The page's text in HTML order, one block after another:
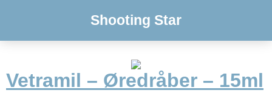
Shooting Star
Vetramil – Øredråber – 15ml